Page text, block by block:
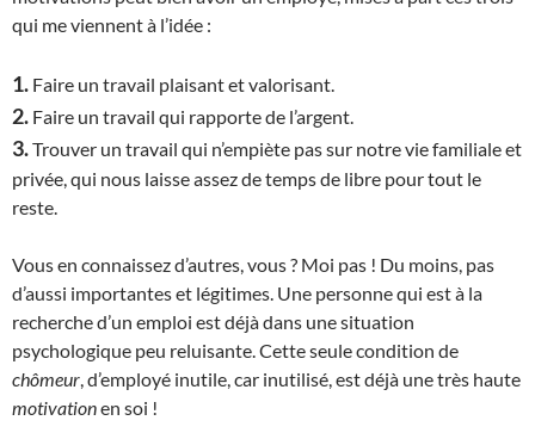
qui me viennent à l’idée :
1. Faire un travail plaisant et valorisant.
2. Faire un travail qui rapporte de l’argent.
3.Trouver un travail qui n’empiète pas sur notre vie familiale et
privée, qui nous laisse assez de temps de libre pour tout le
reste.
Vous en connaissez d’autres, vous ? Moi pas ! Du moins, pas
d’aussi importantes et légitimes. Une personne qui est à la
recherche d’un emploi est déjà dans une situation
psychologique peu reluisante. Cette seule condition de
chômeur , d’employé inutile, car inutilisé, est déjà une très haute
motivationen soi !